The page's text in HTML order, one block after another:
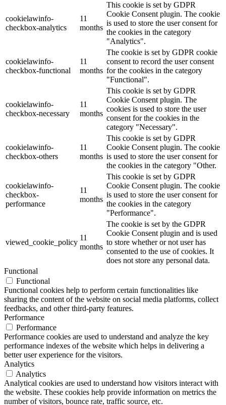
cookielawinfo-
checkbox-analytics
11
months
This cookie is set by GDPR
Cookie Consent plugin. The cookie
is used to store the user consent for
the cookies in the category
"Analytics".
cookielawinfo-
checkbox-functional
11
months
The cookie is set by GDPR cookie
consent to record the user consent
for the cookies in the category
"Functional".
cookielawinfo-
checkbox-necessary
11
months
This cookie is set by GDPR
Cookie Consent plugin. The
cookies is used to store the user
consent for the cookies in the
category "Necessary".
cookielawinfo-
checkbox-others
11
months
This cookie is set by GDPR
Cookie Consent plugin. The cookie
is used to store the user consent for
the cookies in the category "Other.
cookielawinfo-
checkbox-
performance
11
months
This cookie is set by GDPR
Cookie Consent plugin. The cookie
is used to store the user consent for
the cookies in the category
"Performance".
viewed_cookie_policy
11
months
The cookie is set by the GDPR
Cookie Consent plugin and is used
to store whether or not user has
consented to the use of cookies. It
does not store any personal data.
Functional
Functional
Functional cookies help to perform certain functionalities like
sharing the content of the website on social media platforms, collect
feedbacks, and other third-party features.
Performance
Performance
Performance cookies are used to understand and analyze the key
performance indexes of the website which helps in delivering a
better user experience for the visitors.
Analytics
Analytics
Analytical cookies are used to understand how visitors interact with
the website. These cookies help provide information on metrics the
number of visitors, bounce rate, traffic source, etc.